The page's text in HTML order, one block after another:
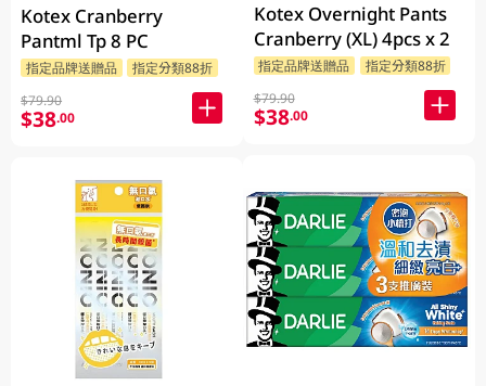
Kotex Cranberry
Pantml Tp 8 PC
指定品牌送贈品
指定分類88折
$79.90
$38.00
Kotex Overnight Pants
Cranberry (XL) 4pcs x 2
指定品牌送贈品
指定分類88折
$79.90
$38.00